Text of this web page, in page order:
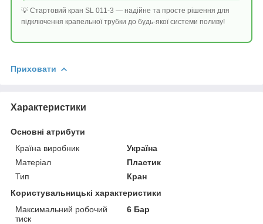
💡 Стартовий кран SL 011-3 — надійне та просте рішення для
підключення крапельної трубки до будь-якої системи поливу!
Приховати
Характеристики
Основні атрибути
Країна виробник
Україна
Матеріал
Пластик
Тип
Кран
Користувальницькі характеристики
Максимальний робочий
тиск
6 Бар